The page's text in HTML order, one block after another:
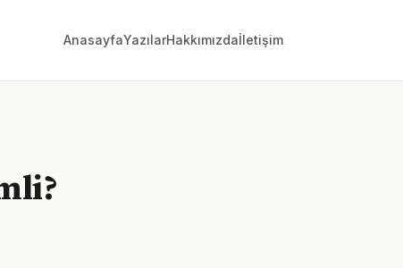
AnasayfaYazılarHakkımızdaİletişim